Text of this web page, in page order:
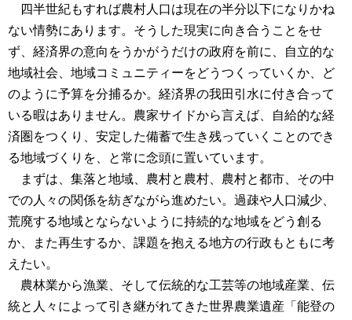
四半世紀もすれば農村人口は現在の半分以下になりかね
ない情勢にあります。そうした現実に向き合うことをせ
ず、経済界の意向をうかがうだけの政府を前に、自立的な
地域社会、地域コミュニティーをどうつくっていくか、ど
のように予算を分捕るか。経済界の我田引水に付き合って
いる暇はありません。農家サイドから言えば、自給的な経
済圏をつくり、安定した備蓄で生き残っていくことのでき
る地域づくりを、と常に念頭に置いています。
まずは、集落と地域、農村と農村、農村と都市、その中
での人々の関係を紡ぎながら進めたい。過疎や人口減少、
荒廃する地域とならないように持続的な地域をどう創る
か、また再生するか、課題を抱える地方の行政もともに考
えたい。
農林業から漁業、そして伝統的な工芸等の地域産業、伝
統と人々によって引き継がれてきた世界農業遺産「能登の